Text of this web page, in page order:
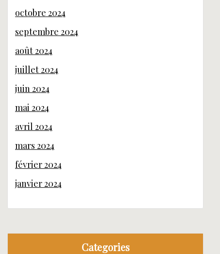
octobre 2024
septembre 2024
août 2024
juillet 2024
juin 2024
mai 2024
avril 2024
mars 2024
février 2024
janvier 2024
Categories